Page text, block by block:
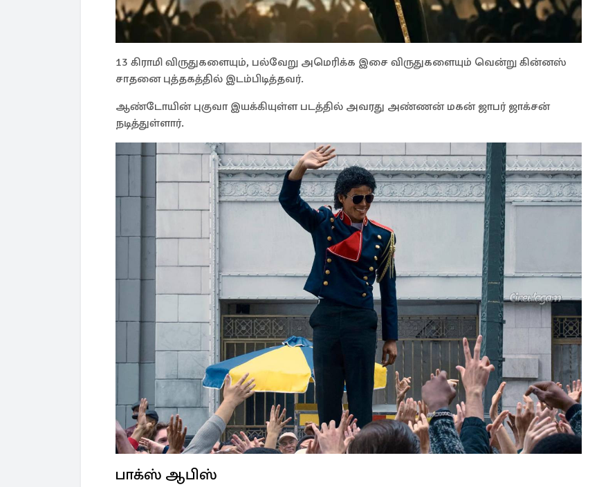
13 கிராமி விருதுகளையும், பல்வேறு அமெரிக்க இசை விருதுகளையும் வென்று கின்னஸ்
சாதனை புத்தகத்தில் இடம்பிடித்தவர்.
ஆண்டோயின் புகுவா இயக்கியுள்ள படத்தில் அவரது அண்ணன் மகன் ஜாபர் ஜாக்சன்
நடித்துள்ளார்.
பாக்ஸ் ஆபிஸ்